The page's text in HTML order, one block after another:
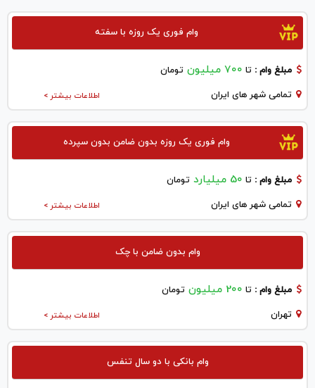
وام فوری یک روزه با سفته
مبلغ وام : تا 700 میلیون تومان
اطلاعات بیشتر > تمامی شهر های ایران
وام فوری یک روزه بدون ضامن بدون سپرده
مبلغ وام : تا 50 میلیارد تومان
اطلاعات بیشتر > تمامی شهر های ایران
وام بدون ضامن با چک
مبلغ وام : تا 200 میلیون تومان
اطلاعات بیشتر > تهران
وام بانکی با دو سال تنفس